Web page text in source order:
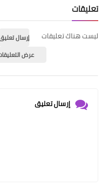
تعليقات
ليست هناك تعليقات
إرسال
عرض
إرسال تعليق